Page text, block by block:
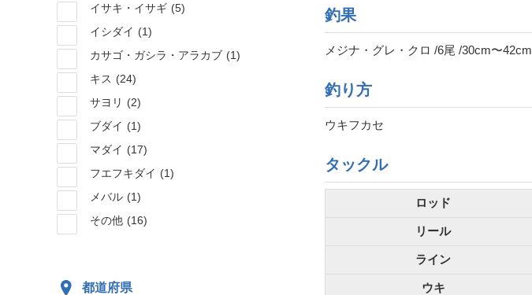
イサキ・イサギ (5)
イシダイ (1)
カサゴ・ガシラ・アラカブ (1)
キス (24)
サヨリ (2)
ブダイ (1)
マダイ (17)
フエフキダイ (1)
メバル (1)
その他 (16)
都道府県
釣果
メジナ・グレ・クロ /6尾 /30cm〜42cm
釣り方
ウキフカセ
タックル
ロッド
リール
ライン
ウキ